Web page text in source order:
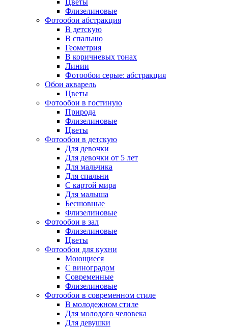
Цветы
Флизелиновые
Фотообои абстракция
В детскую
В спальню
Геометрия
В коричневых тонах
Линии
Фотообои серые: абстракция
Обои акварель
Цветы
Фотообои в гостиную
Природа
Флизелиновые
Цветы
Фотообои в детскую
Для девочки
Для девочки от 5 лет
Для мальчика
Для спальни
С картой мира
Для малыша
Бесшовные
Флизелиновые
Фотообои в зал
Флизелиновые
Цветы
Фотообои для кухни
Моющиеся
С виноградом
Современные
Флизелиновые
Фотообои в современном стиле
В молодежном стиле
Для молодого человека
Для девушки